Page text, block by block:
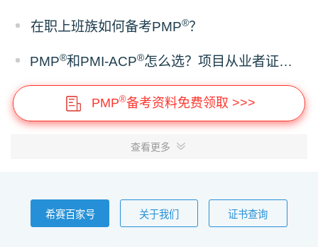
在职上班族如何备考PMP®？
PMP®和PMI-ACP®怎么选？项目从业者证书报考建议
PMP®备考资料免费领取 >>>
查看更多
希赛百家号 关于我们 证书查询